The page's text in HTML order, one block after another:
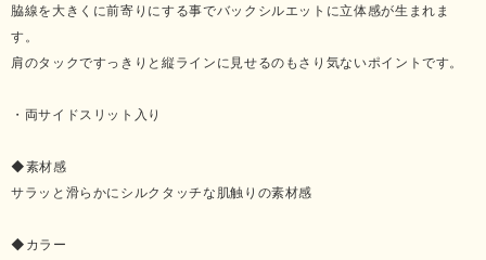
脇線を大きくに前寄りにする事でバックシルエットに立体感が生まれま
す。
肩のタックですっきりと縦ラインに見せるのもさり気ないポイントです。
・両サイドスリット入り
◆素材感
サラッと滑らかにシルクタッチな肌触りの素材感
◆カラー